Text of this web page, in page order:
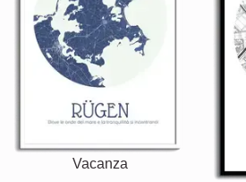
Vacanza